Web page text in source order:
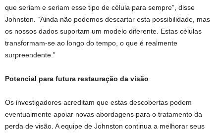
que seriam e seriam esse tipo de célula para sempre”, disse
Johnston. “Ainda não podemos descartar esta possibilidade, mas
os nossos dados suportam um modelo diferente. Estas células
transformam-se ao longo do tempo, o que é realmente
surpreendente.”
Potencial para futura restauração da visão
Os investigadores acreditam que estas descobertas podem
eventualmente apoiar novas abordagens para o tratamento da
perda de visão. A equipe de Johnston continua a melhorar seus